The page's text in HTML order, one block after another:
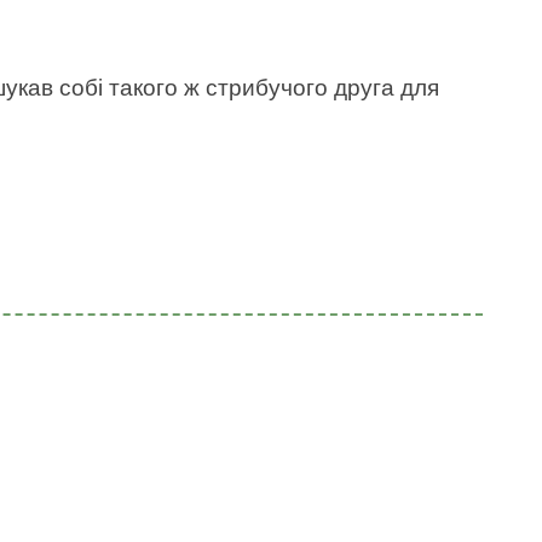
собі такого ж стрибучого друга для